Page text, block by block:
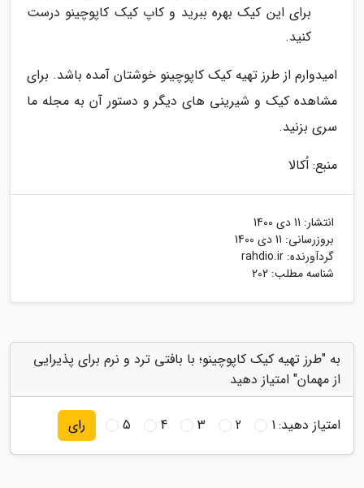
برای این کیک بهره ببرید و کاپ کیک کاپوچینو درست
کنید.
امیدوارم از طرز تهیه کیک کاپوچینو خوشتان آمده باشد. برای
مشاهده کیک و شیرینی های دیگر و دستور آن به مجله ما
سری بزنید.
منبع: اُکالا
انتشار: 11 دی 1400
بروزرسانی: 11 دی 1400
گردآورنده: rahdio.ir
شناسه مطلب: 202
به "طرز تهیه کیک کاپوچینو؛ با بافتی ترد و نرم برای پذیرایی
از مهمان" امتیاز دهید
امتیاز دهید:1
2
3
4
5 رای